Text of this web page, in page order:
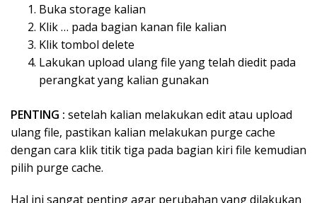
Buka storage kalian
Klik … pada bagian kanan file kalian
Klik tombol delete
Lakukan upload ulang file yang telah diedit pada
perangkat yang kalian gunakan
PENTING : setelah kalian melakukan edit atau upload
ulang file, pastikan kalian melakukan purge cache
dengan cara klik titik tiga pada bagian kiri file kemudian
pilih purge cache.
Hal ini sangat penting agar perubahan yang dilakukan